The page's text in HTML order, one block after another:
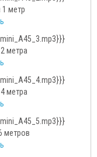
1 метр
метра
метра
метров